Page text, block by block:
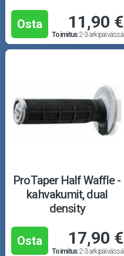
Osta 11,90 €
Toimitus 2-3 arkipäivässä
ProTaper Half Waffle -
kahvakumit, dual
density
Osta 17,90 €
Toimitus 2-3 arkipäivässä